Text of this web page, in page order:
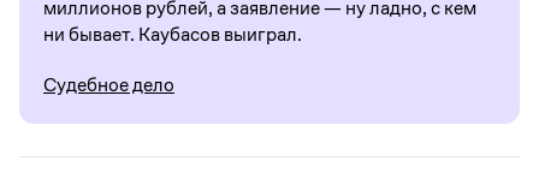
миллионов рублей, а заявление — ну ладно, с кем
ни бывает. Каубасов выиграл.
Судебное дело